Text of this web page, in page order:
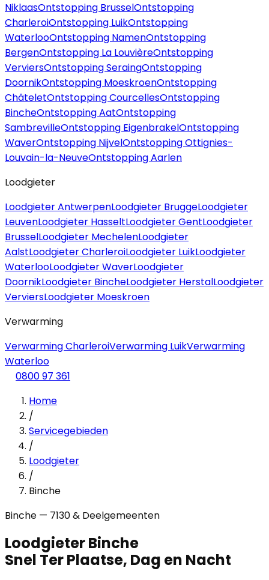
NiklaasOntstopping BrusselOntstopping
CharleroiOntstopping LuikOntstopping
WaterlooOntstopping NamenOntstopping
BergenOntstopping La LouvièreOntstopping
VerviersOntstopping SeraingOntstopping
DoornikOntstopping MoeskroenOntstopping
ChâteletOntstopping CourcellesOntstopping
BincheOntstopping AatOntstopping
SambrevilleOntstopping EigenbrakelOntstopping
WaverOntstopping NijvelOntstopping Ottignies-
Louvain-la-NeuveOntstopping Aarlen
Loodgieter
Loodgieter AntwerpenLoodgieter BruggeLoodgieter
LeuvenLoodgieter HasseltLoodgieter GentLoodgieter
BrusselLoodgieter MechelenLoodgieter
AalstLoodgieter CharleroiLoodgieter LuikLoodgieter
WaterlooLoodgieter WaverLoodgieter
DoornikLoodgieter BincheLoodgieter HerstalLoodgieter
VerviersLoodgieter Moeskroen
Verwarming
Verwarming CharleroiVerwarming LuikVerwarming
Waterloo
0800 97 361
Home
/
Servicegebieden
/
Loodgieter
/
Binche
Binche — 7130 & Deelgemeenten
Loodgieter Binche
Snel Ter Plaatse, Dag en Nacht